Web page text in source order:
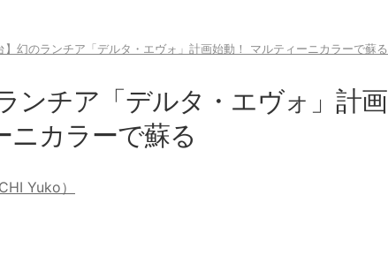
】幻のランチア「デルタ・エヴォ」計画始動！ マルティーニカラーで蘇る
ンチア「デルタ・エヴォ」計画
ニカラーで蘇る
Yuko）